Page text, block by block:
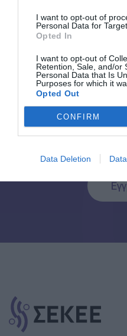
I want to opt-out of
Personal Data for
Opted In
I want to opt-out of
Retention, Sale, and/or
Personal Data that Is
Purposes for which it
Opted Out
CONFIRM
Data Deletion
Back
Εγγραφή